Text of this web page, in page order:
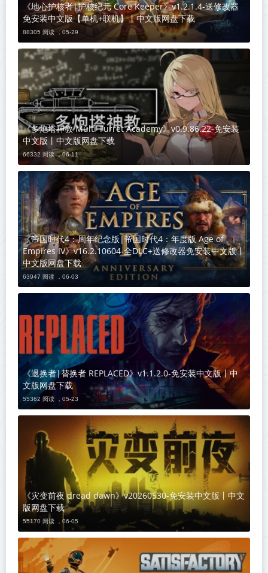
《地心护核者|护核纪元 Core Keeper》v1.2.1.4-送修改器
免安装中文版【单机+联机】丨中文版网盘下载
88305 阅读 ，05-29
《多炮塔神教 Multi Turret Academy》v0.9.86.22-免安装
中文版丨中文版网盘下载
66332 阅读 ，06-11
《帝国时代4：周年纪念版|帝国时代4：年度版 Age of
Empires IV》v16.2.10604-全DLC+送修改器免安装中文版丨
中文版网盘下载
63947 阅读 ， 06-03
《退换者|替换者 REPLACED》v1.1.2.0-免安装中文版丨中
文版网盘下载
55362 阅读 ， 05-23
《灾变前夜 dread dawn》v20260530-免安装中文版丨中文
版网盘下载
55170 阅读 ， 06-05